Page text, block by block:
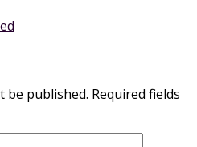
be published. Required fields